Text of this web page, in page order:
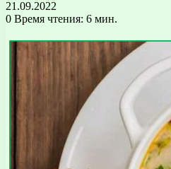
21.09.2022
0 Время чтения: 6 мин.